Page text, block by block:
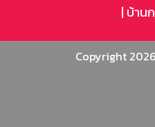
| บ้าน
Copyright